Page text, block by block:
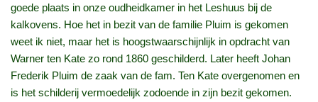
goede plaats in onze oudheidkamer in het Leshuus bij de
kalkovens. Hoe het in bezit van de familie Pluim is gekomen
weet ik niet, maar het is hoogstwaarschijnlijk in opdracht van
Warner ten Kate zo rond 1860 geschilderd. Later heeft Johan
Frederik Pluim de zaak van de fam. Ten Kate overgenomen en
is het schilderij vermoedelijk zodoende in zijn bezit gekomen.